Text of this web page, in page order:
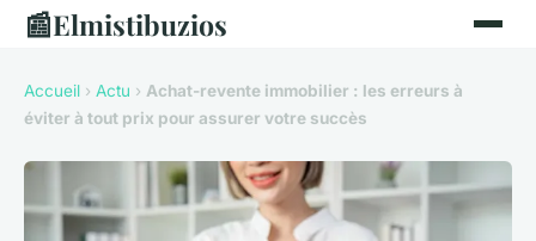
📰Elmistibuzios
Accueil › Actu › Achat-revente immobilier : les erreurs à
éviter à tout prix pour assurer votre succès